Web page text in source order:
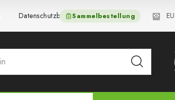
DatenschutzbestimmungenSammelbestellung